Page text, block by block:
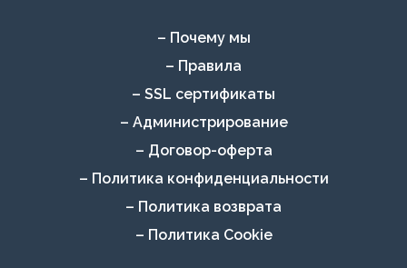
– Почему мы
– Правила
– SSL сертификаты
– Администрирование
– Договор-оферта
– Политика конфиденциальности
– Политика возврата
– Политика Cookie